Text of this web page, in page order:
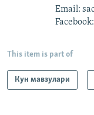
Email:
This item is part of
Кун мавзулари